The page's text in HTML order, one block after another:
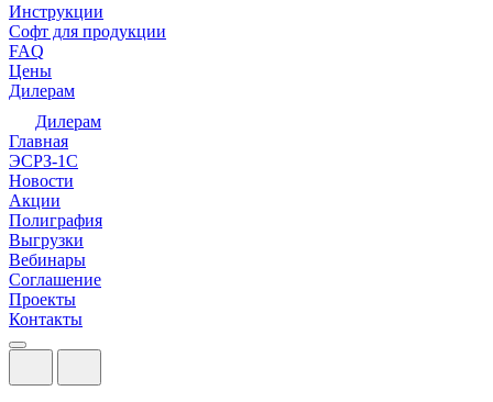
Инструкции
Софт для продукции
FAQ
Цены
Дилерам
Дилерам
Главная
ЭСРЗ-1С
Новости
Акции
Полиграфия
Выгрузки
Вебинары
Соглашение
Проекты
Контакты